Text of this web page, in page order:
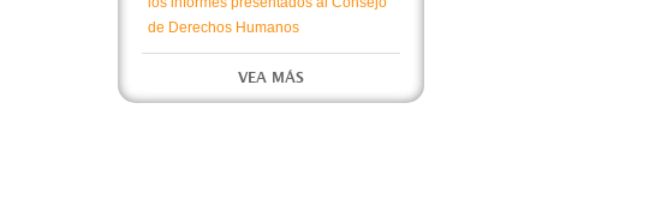
de Derechos Humanos
VEA MÁS